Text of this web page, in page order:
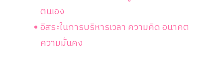
ตนเอง
อิสระในการบริหารเวลา ความคิด อนาคต
ความมั่นคง